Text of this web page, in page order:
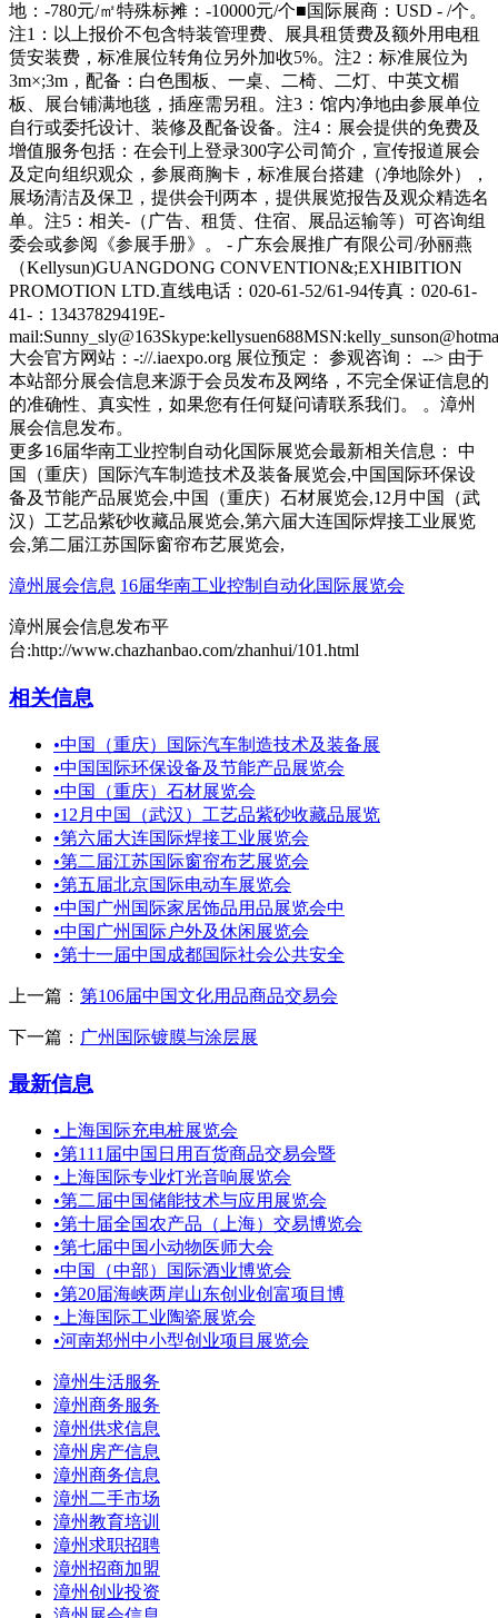
地：-780元/㎡特殊标摊：-10000元/个■国际展商：USD - /个。
注1：以上报价不包含特装管理费、展具租赁费及额外用电租
赁安装费，标准展位转角位另外加收5%。注2：标准展位为
3m×;3m，配备：白色围板、一桌、二椅、二灯、中英文楣
板、展台铺满地毯，插座需另租。注3：馆内净地由参展单位
自行或委托设计、装修及配备设备。注4：展会提供的免费及
增值服务包括：在会刊上登录300字公司简介，宣传报道展会
及定向组织观众，参展商胸卡，标准展台搭建（净地除外），
展场清洁及保卫，提供会刊两本，提供展览报告及观众精选名
单。注5：相关-（广告、租赁、住宿、展品运输等）可咨询组
委会或参阅《参展手册》。 - 广东会展推广有限公司/孙丽燕
（Kellysun)GUANGDONG CONVENTION&;EXHIBITION
PROMOTION LTD.直线电话：020-61-52/61-94传真：020-61-
41-：13437829419E-
大会官方网站：-://.iaexpo.org 展位预定： 参观咨询： --> 由于
本站部分展会信息来源于会员发布及网络，不完全保证信息的
的准确性、真实性，如果您有任何疑问请联系我们。 。漳州
展会信息发布。
更多16届华南工业控制自动化国际展览会最新相关信息： 中
国（重庆）国际汽车制造技术及装备展览会,中国国际环保设
备及节能产品展览会,中国（重庆）石材展览会,12月中国（武
汉）工艺品紫砂收藏品展览会,第六届大连国际焊接工业展览
会,第二届江苏国际窗帘布艺展览会,
漳州展会信息 16届华南工业控制自动化国际展览会
漳州展会信息发布平
台:http://www.chazhanbao.com/zhanhui/101.html
相关信息
•中国（重庆）国际汽车制造技术及装备展
•中国国际环保设备及节能产品展览会
•中国（重庆）石材展览会
•12月中国（武汉）工艺品紫砂收藏品展览
•第六届大连国际焊接工业展览会
•第二届江苏国际窗帘布艺展览会
•第五届北京国际电动车展览会
•中国广州国际家居饰品用品展览会中
•中国广州国际户外及休闲展览会
•第十一届中国成都国际社会公共安全
上一篇： 第106届中国文化用品商品交易会
下一篇： 广州国际镀膜与涂层展
最新信息
• 上海国际充电桩展览会
•第111届中国日用百货商品交易会暨
• 上海国际专业灯光音响展览会
•第二届中国储能技术与应用展览会
•第十届全国农产品（上海）交易博览会
•第七届中国小动物医师大会
•中国（中部）国际酒业博览会
•第20届海峡两岸山东创业创富项目博
• 上海国际工业陶瓷展览会
•河南郑州中小型创业项目展览会
漳州生活服务
漳州商务服务
漳州供求信息
漳州房产信息
漳州商务信息
漳州二手市场
漳州教育培训
漳州求职招聘
漳州招商加盟
漳州创业投资